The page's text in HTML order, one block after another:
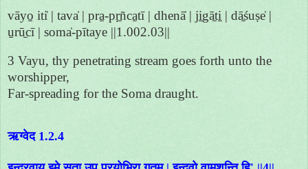
vāyo̱ iti̍ | tava̍ | pra̱-pṛ̱ñca̱tī | dhenā̍ | ji̱gā̱ti̱ | dā̱śuṣe̍ |
u̱rū̱cī | soma̍-pītaye ||1.002.03||
3 Vayu, thy penetrating stream goes forth unto the
worshipper,
Far-spreading for the Soma draught.
ऋग्वेद 1.2.4